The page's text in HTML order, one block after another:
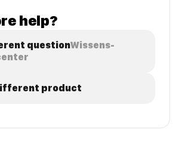
help?
questionWissens-
product